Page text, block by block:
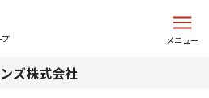
メニュー
ズ株式会社